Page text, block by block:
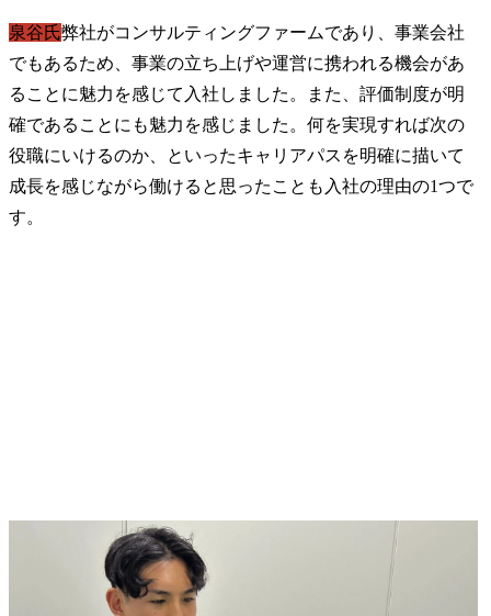
泉谷氏弊社がコンサルティングファームであり、事業会社
でもあるため、事業の立ち上げや運営に携われる機会があ
ることに魅力を感じて入社しました。また、評価制度が明
確であることにも魅力を感じました。何を実現すれば次の
役職にいけるのか、といったキャリアパスを明確に描いて
成長を感じながら働けると思ったことも入社の理由の1つで
す。